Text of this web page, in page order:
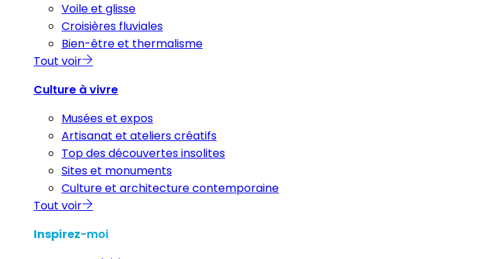
Voile et glisse
Croisières fluviales
Bien-être et thermalisme
Tout voir
Culture à vivre
Musées et expos
Artisanat et ateliers créatifs
Top des découvertes insolites
Sites et monuments
Culture et architecture contemporaine
Tout voir
Inspirez-moi